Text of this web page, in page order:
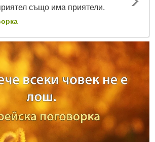
също има приятели.